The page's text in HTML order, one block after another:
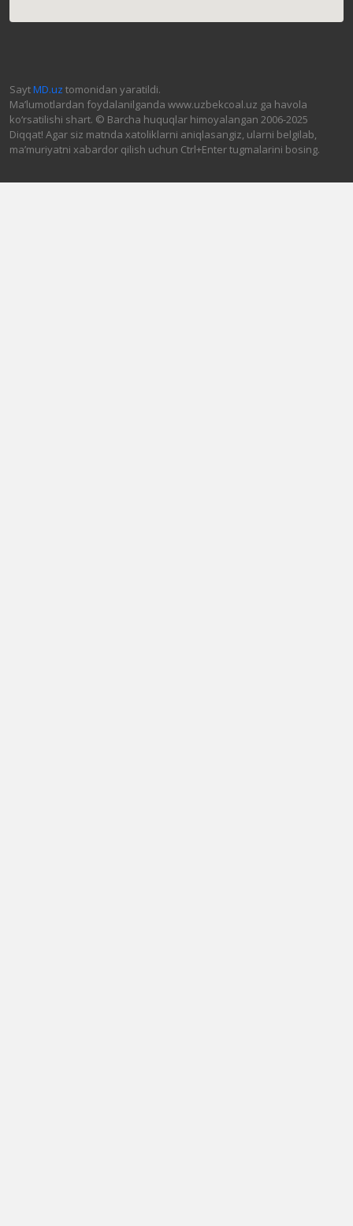
SaytMD.uz tomonidan yaratildi.
Ma’lumotlardan foydalanilganda www.uzbekcoal.uz ga havola
ko‘rsatilishi shart. © Barcha huquqlar himoyalangan 2006-2025
Diqqat! Agar siz matnda xatoliklarni aniqlasangiz, ularni belgilab,
ma’muriyatni xabardor qilish uchun Ctrl+Enter tugmalarini bosing.